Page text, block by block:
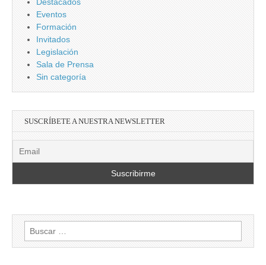
Eventos
Formación
Invitados
Legislación
Sala de Prensa
Sin categoría
SUSCRÍBETE A NUESTRA NEWSLETTER
Buscar: